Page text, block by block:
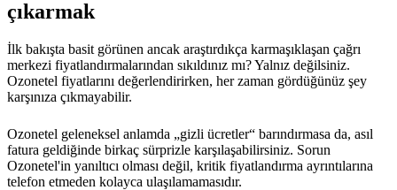
çıkarmak
İlk bakışta basit görünen ancak araştırdıkça karmaşıklaşan çağrı
merkezi fiyatlandırmalarından sıkıldınız mı? Yalnız değilsiniz.
Ozonetel fiyatlarını değerlendirirken, her zaman gördüğünüz şey
karşınıza çıkmayabilir.
Ozonetel geleneksel anlamda „gizli ücretler“ barındırmasa da, asıl
fatura geldiğinde birkaç sürprizle karşılaşabilirsiniz. Sorun
Ozonetel'in yanıltıcı olması değil, kritik fiyatlandırma ayrıntılarına
telefon etmeden kolayca ulaşılamamasıdır.